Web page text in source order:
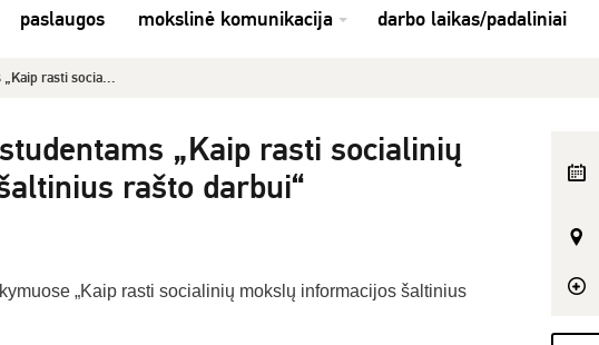
paslaugos mokslinė komunikacija darbo laikas/padaliniai
rasti socia...
„Kaip rasti socialinių
rašto darbui“
„Kaip rasti socialinių mokslų informacijos šaltinius